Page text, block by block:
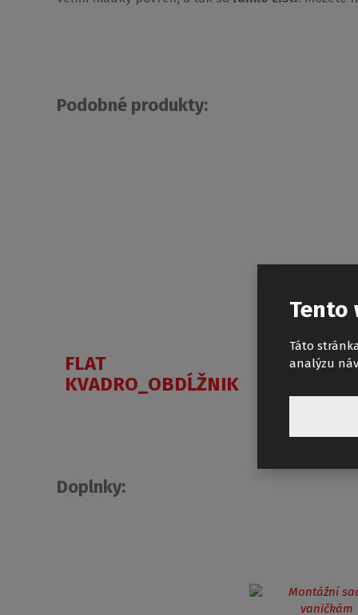
Podobné produkty:
FLAT
KVADRO_OBDĹŽNIK
Doplnky:
Tento
Táto
analýzu